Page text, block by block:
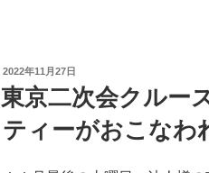
投
稿
日:
2022年11月27日
東京二次会クルー
ティーがおこなわ